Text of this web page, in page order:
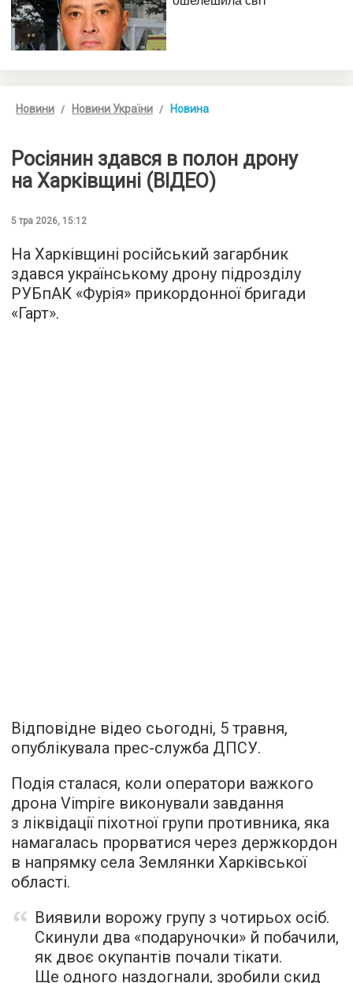
Новини Новини України Новина
Росіянин здався в полон дрону
на Харківщині (ВІДЕО)
5 тра 2026, 15:12
На Харківщині російський загарбник
здався українському дрону підрозділу
РУБпАК «Фурія» прикордонної бригади
«Гарт».
Відповідне відео сьогодні, 5 травня,
опублікувала прес-служба ДПСУ.
Подія сталася, коли оператори важкого
дрона Vimpire виконували завдання
з ліквідації піхотної групи противника, яка
намагалась прорватися через держкордон
в напрямку села Землянки Харківської
області.
Виявили ворожу групу з чотирьох осіб.
Скинули два «подаруночки» й побачили,
як двоє окупантів почали тікати.
Ще одного наздогнали, зробили скид